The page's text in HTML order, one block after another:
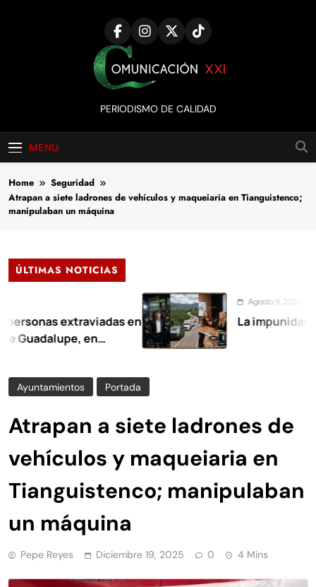
Comunicación
XXI
PERIODISMO DE CALIDAD
MENU
Home
Seguridad
Atrapan a siete ladrones de vehículos y maqueiaria en Tianguistenco;
manipulaban un máquina
ÚLTIMAS NOTICIAS
extraviadas en
en
Agosto 9, 2026
La impunidad tiene
Ayuntamientos Portada
Atrapan a siete ladrones de
vehículos y maqueiaria en
Tianguistenco; manipulaban
un máquina
Pepe Reyes Diciembre 19, 2025 0 4 Mins